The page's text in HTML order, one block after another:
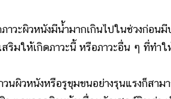
ภาวะผิวหนังมีน้ำมากเกินไปในช่วงก่อ
สริมให้เกิดภาวะนี้ หรือภาวะอื่น ๆ ที่ทำ
วนผิวหนังหรือรูขุมขนอย่างรุนแรงก็สา